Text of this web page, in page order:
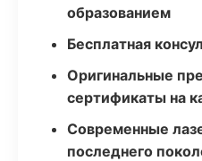
образованием
Бесплатная
Оригинальные
сертификаты на
Современные
последнего